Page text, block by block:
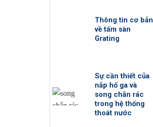
Thông tin cơ bản
về tấm sàn
Grating
Sự cần thiết của
nắp hố ga và
song chắn rác
trong hệ thống
thoát nước